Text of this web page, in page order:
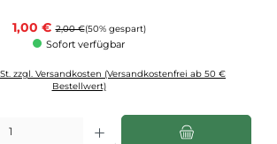
Verkaufspreis:
1,00 € Regulärer Preis:
2,00 €(50% gespart)
Sofort verfügbar
zzgl. Versandkosten (Versandkostenfrei ab 50 €
Bestellwert)